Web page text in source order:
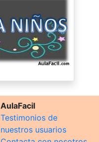
AulaFacil
Testimonios de
nuestros usuarios